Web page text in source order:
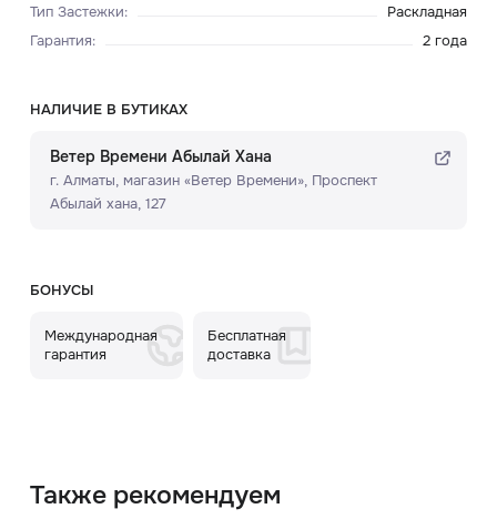
Тип Застежки:
Раскладная
Гарантия: 2 года
НАЛИЧИЕ В БУТИКАХ
Ветер Времени Абылай Хана
г. Алматы, ​магазин «Ветер Времени»​, Проспект
Абылай хана, 127
БОНУСЫ
Международная
гарантия
Бесплатная
доставка
Также рекомендуем